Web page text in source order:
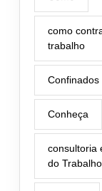
como
trabalho
Confinados
Conheça
consultoria
do Trabalho